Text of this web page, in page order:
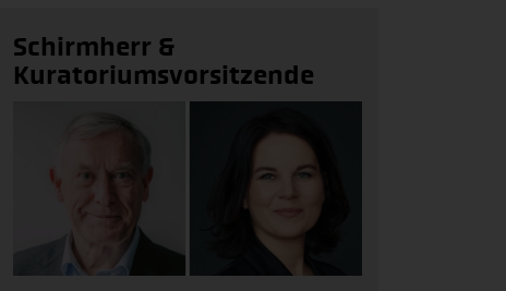
Schirmherr &
Kuratoriumsvorsitzende